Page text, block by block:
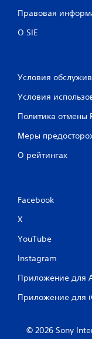
Правовая
О SIE
Условия
Условия
Политика отмены
Меры
О рейтингах
Facebook
X
YouTube
Instagram
Приложение для
Приложение для
© 2026 Sony